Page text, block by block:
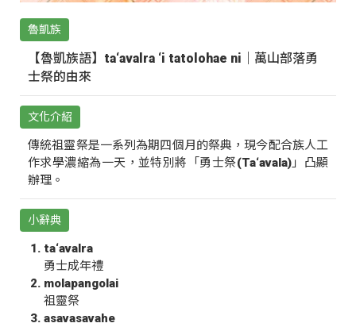
魯凱族
【魯凱族語】ta‘avalra ‘i tatolohae ni｜萬山部落勇
士祭的由來
文化介紹
傳統祖靈祭是一系列為期四個月的祭典，現今配合族人工
作求學濃縮為一天，並特別將「勇士祭(Ta‘avala)」凸顯
辦理。
小辭典
ta‘avalra
勇士成年禮
molapangolai
祖靈祭
asavasavahe